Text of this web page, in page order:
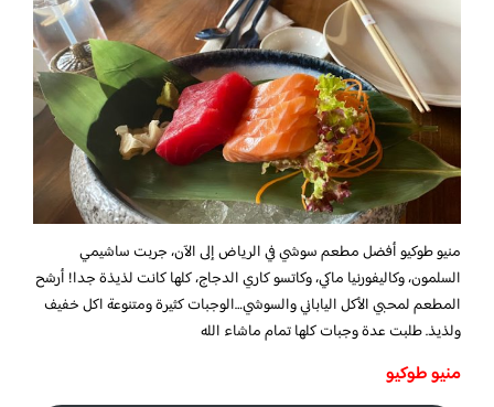
منيو طوكيو أفضل مطعم سوشي في الرياض إلى الآن، جربت ساشيمي
السلمون، وكاليفورنيا ماكي، وكاتسو كاري الدجاج، كلها كانت لذيذة جدا! أرشح
المطعم لمحبي الأكل الياباني والسوشي…الوجبات كثيرة ومتنوعة اكل خفيف
ولذيذ. طلبت عدة وجبات كلها تمام ماشاء الله
منيو طوكيو